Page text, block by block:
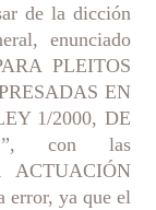
de la dicción
enunciado
PLEITOS
EN
1/2000, DE
con las
ACTUACIÓN
error, ya que el